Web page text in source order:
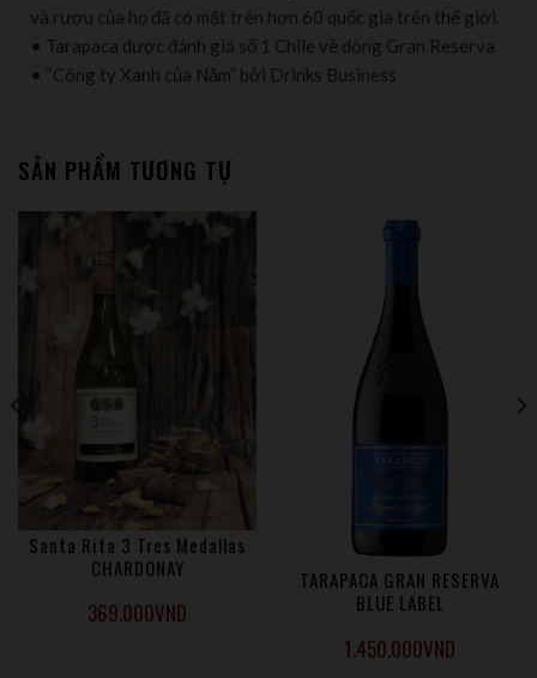
và rượu của họ đã có mặt trên hơn 60 quốc gia trên thế giới.
• Tarapaca được đánh giá số 1 Chile về dòng Gran Reserva
• “Công ty Xanh của Năm” bởi Drinks Business
SẢN PHẨM TƯƠNG TỰ
Santa Rita 3 Tres Medallas
CHARDONAY
369.000VND
TARAPACA GRAN RESERVA
BLUE LABEL
1.450.000VND